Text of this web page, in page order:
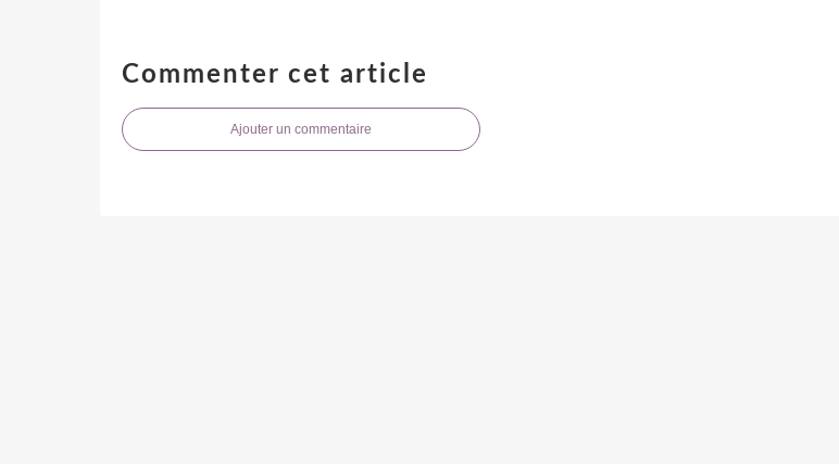
Commenter cet article
Ajouter un commentaire